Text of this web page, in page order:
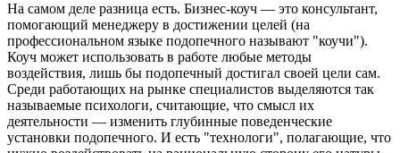
На самом деле разница есть. Бизнес-коуч — это консультант,
помогающий менеджеру в достижении целей (на
профессиональном языке подопечного называют "коучи").
Коуч может использовать в работе любые методы
воздействия, лишь бы подопечный достигал своей цели сам.
Среди работающих на рынке специалистов выделяются так
называемые психологи, считающие, что смысл их
деятельности — изменить глубинные поведенческие
установки подопечного. И есть "технологи", полагающие, что